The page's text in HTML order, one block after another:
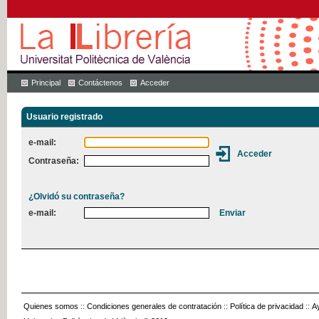
Principal Contáctenos Acceder
Usuario registrado
e-mail:
Contraseña:
¿Olvidó su contraseña?
e-mail:
Quienes somos :: Condiciones generales de contratación :: Política de privacidad ::